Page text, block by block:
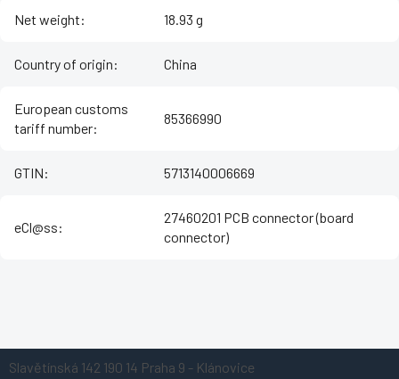
Net weight: 18.93 g
Country of origin: China
European customs
tariff number:
85366990
GTIN: 5713140006669
eCl@ss:
27460201 PCB connector (board
connector)
Slavětínská 142 190 14 Praha 9 - Klánovice